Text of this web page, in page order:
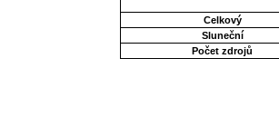
Celkový
Sluneční
Počet zdrojů